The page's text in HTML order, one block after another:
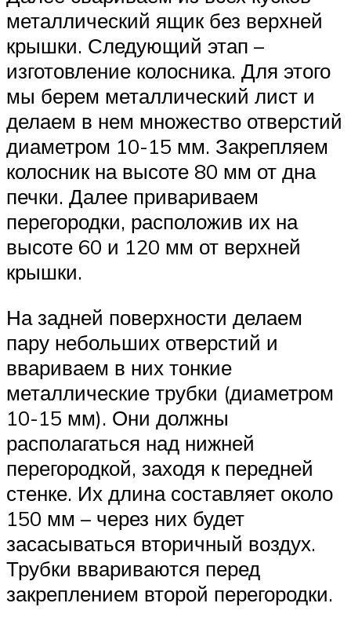
металлический ящик без верхней
крышки. Следующий этап –
изготовление колосника. Для этого
мы берем металлический лист и
делаем в нем множество отверстий
диаметром 10-15 мм. Закрепляем
колосник на высоте 80 мм от дна
печки. Далее привариваем
перегородки, расположив их на
высоте 60 и 120 мм от верхней
крышки.
На задней поверхности делаем
пару небольших отверстий и
ввариваем в них тонкие
металлические трубки (диаметром
10-15 мм). Они должны
располагаться над нижней
перегородкой, заходя к передней
стенке. Их длина составляет около
150 мм – через них будет
засасываться вторичный воздух.
Трубки ввариваются перед
закреплением второй перегородки.